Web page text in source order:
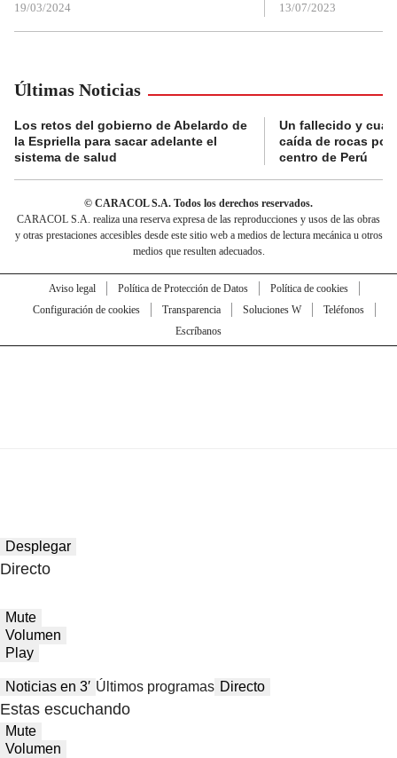
19/03/2024 13/07/2023
Últimas Noticias
Los retos del gobierno de Abelardo de
la Espriella para sacar adelante el
sistema de salud
Un fallecido y
caída de rocas por
centro de Perú
© CARACOL S.A. Todos los derechos reservados.
CARACOL S.A. realiza una reserva expresa de las reproducciones y usos de las obras
y otras prestaciones accesibles desde este sitio web a medios de lectura mecánica u otros
medios que resulten adecuados.
Aviso legal Política de Protección de Datos
Política de cookies
Configuración de cookies
Transparencia Soluciones W
Teléfonos
Escríbanos
Desplegar
Directo
Mute
Volumen
Play
Noticias en 3′ Últimos programas Directo
Estas escuchando
Mute
Volumen